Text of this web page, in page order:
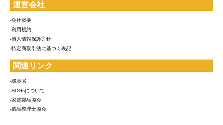
運営会社
-会社概要
-利用規約
-個人情報保護方針
-特定商取引法に基づく表記
関連リンク
-環境省
-SDGsについて
-家電製品協会
-遺品整理士協会